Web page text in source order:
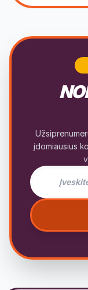
įdomiausius
El. pašto